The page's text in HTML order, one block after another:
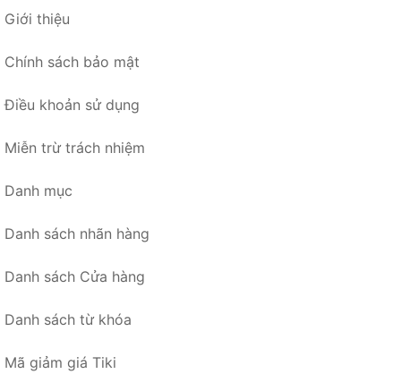
Giới thiệu
Chính sách bảo mật
Điều khoản sử dụng
Miễn trừ trách nhiệm
Danh mục
Danh sách nhãn hàng
Danh sách Cửa hàng
Danh sách từ khóa
Mã giảm giá Tiki